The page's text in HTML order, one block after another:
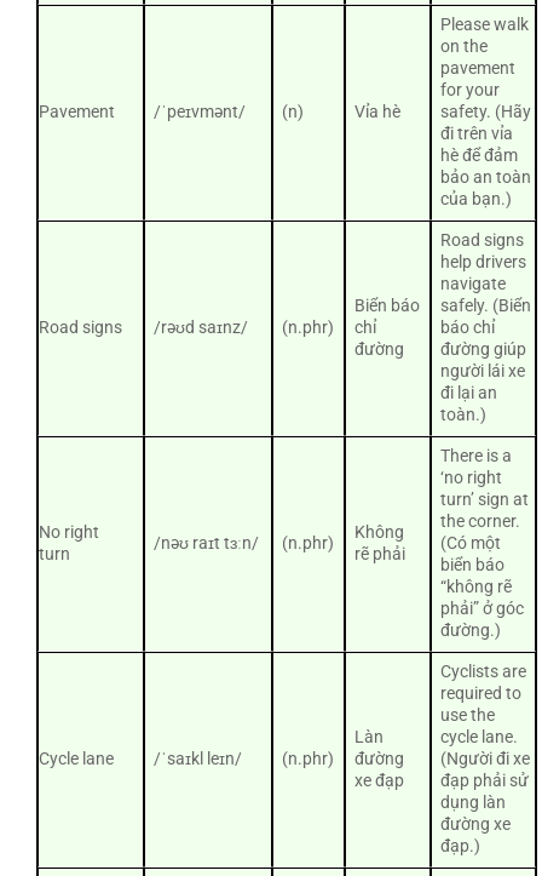
Pavement /ˈpeɪvmənt/ (n) Vỉa hè
Please walk
on the
pavement
for your
safety. (Hãy
đi trên vỉa
hè để đảm
bảo an toàn
của bạn.)
Road signs /rəʊd saɪnz/ (n.phr)
Biển báo
chỉ
đường
Road signs
help drivers
navigate
safely. (Biển
báo chỉ
đường giúp
người lái xe
đi lại an
toàn.)
No right
turn
/nəʊ raɪt tɜːn/ (n.phr)
Không
rẽ phải
There is a
‘no right
turn’ sign at
the corner.
(Có một
biển báo
“không rẽ
phải” ở góc
đường.)
Cycle lane /ˈsaɪkl leɪn/ (n.phr)
Làn
đường
xe đạp
Cyclists are
required to
use the
cycle lane.
(Người đi xe
đạp phải sử
dụng làn
đường xe
đạp.)